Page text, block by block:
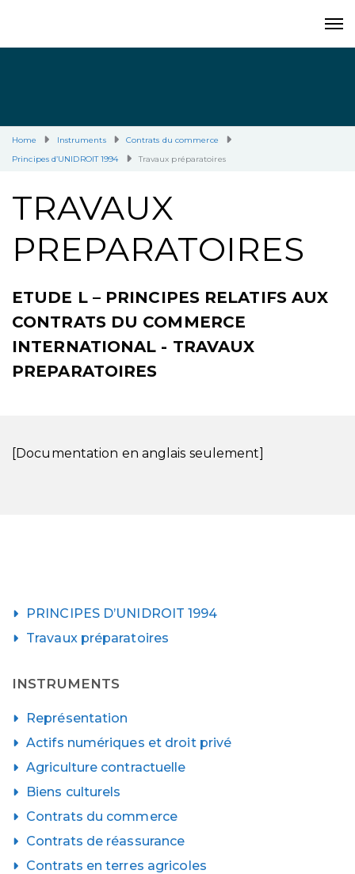
Home Instruments
Contrats du commerce
Principes d’UNIDROIT 1994
Travaux préparatoires
TRAVAUX
PREPARATOIRES
ETUDE L – PRINCIPES RELATIFS AUX
CONTRATS DU COMMERCE
INTERNATIONAL - TRAVAUX
PREPARATOIRES
[Documentation en anglais seulement]
PRINCIPES D’UNIDROIT 1994
Travaux préparatoires
INSTRUMENTS
Représentation
Actifs numériques et droit privé
Agriculture contractuelle
Biens culturels
Contrats du commerce
Contrats de réassurance
Contrats en terres agricoles